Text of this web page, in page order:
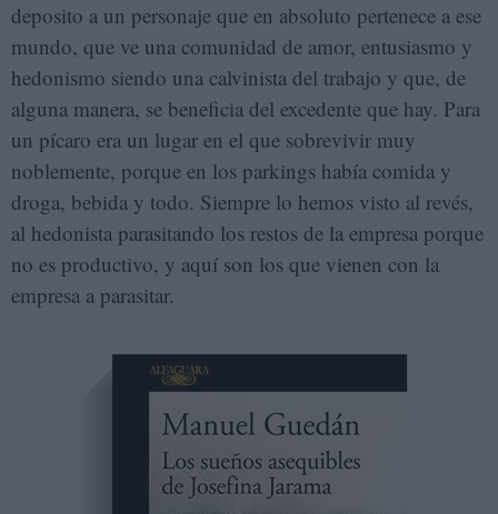
deposito a un personaje que en absoluto pertenece a ese
mundo, que ve una comunidad de amor, entusiasmo y
hedonismo siendo una calvinista del trabajo y que, de
alguna manera, se beneficia del excedente que hay. Para
un pícaro era un lugar en el que sobrevivir muy
noblemente, porque en los parkings había comida y
droga, bebida y todo. Siempre lo hemos visto al revés,
al hedonista parasitando los restos de la empresa porque
no es productivo, y aquí son los que vienen con la
empresa a parasitar.